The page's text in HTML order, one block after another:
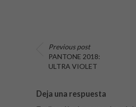
Previous post
PANTONE 2018:
ULTRA VIOLET
Deja una respuesta